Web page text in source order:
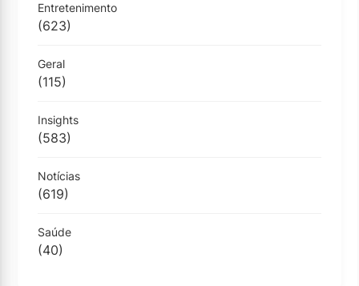
Entretenimento
(623)
Geral
(115)
Insights
(583)
Notícias
(619)
Saúde
(40)